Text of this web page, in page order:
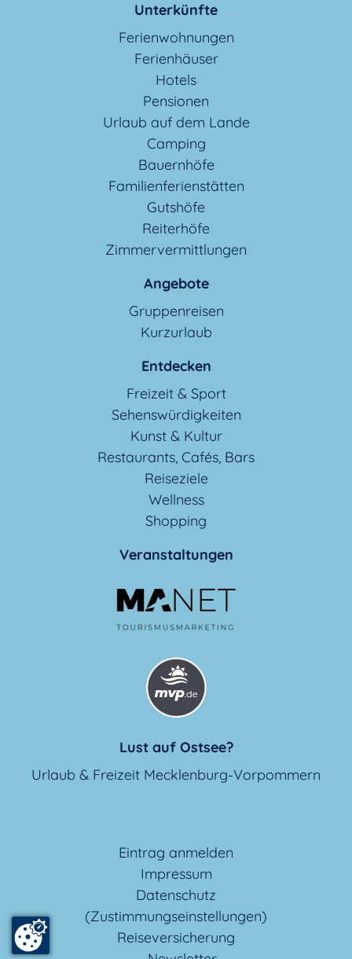
Unterkünfte
Ferienwohnungen
Ferienhäuser
Hotels
Pensionen
Urlaub auf dem Lande
Camping
Bauernhöfe
Familienferienstätten
Gutshöfe
Reiterhöfe
Zimmervermittlungen
Angebote
Gruppenreisen
Kurzurlaub
Entdecken
Freizeit & Sport
Sehenswürdigkeiten
Kunst & Kultur
Restaurants, Cafés, Bars
Reiseziele
Wellness
Shopping
Veranstaltungen
Lust auf Ostsee?
Urlaub & Freizeit Mecklenburg-Vorpommern
Eintrag anmelden
Impressum
Datenschutz
(Zustimmungseinstellungen)
Reiseversicherung